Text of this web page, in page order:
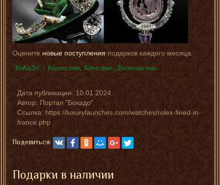
Оценитеновые поступленияподарков каждого месяца.
"БоКаДо" - Богатство, Качество, Достоинство.
Дата публикации:10.01.2024
Автор:Портал "Бокадо"
Ссылка: https://luxurylaunches.com/watches/rolex-fined-in-
france.php
Поделиться:
Подарки в наличии